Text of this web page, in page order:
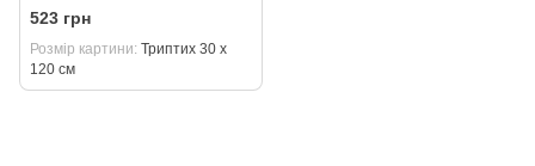
коробки) Триптих 3 холста по
30 х 40 см
523 грн
Розмір картини Триптих 30 х
120 см